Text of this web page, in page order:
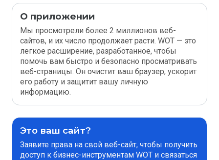
О приложении
Мы просмотрели более 2 миллионов веб-
сайтов, и их число продолжает расти. WOT — это
легкое расширение, разработанное, чтобы
помочь вам быстро и безопасно просматривать
веб-страницы. Он очистит ваш браузер, ускорит
его работу и защитит вашу личную
информацию.
Это ваш сайт?
Заявите права на свой веб-сайт, чтобы получить
доступ к бизнес-инструментам WOT и связаться